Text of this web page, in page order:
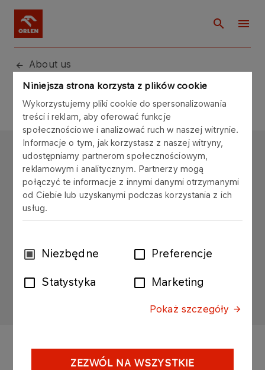
Niniejsza strona korzysta z plików cookie
Wykorzystujemy pliki cookie do spersonalizowania
treści i reklam, aby oferować funkcje
społecznościowe i analizować ruch w naszej witrynie.
Informacje o tym, jak korzystasz z naszej witryny,
udostępniamy partnerom społecznościowym,
reklamowym i analitycznym. Partnerzy mogą
połączyć te informacje z innymi danymi otrzymanymi
od Ciebie lub uzyskanymi podczas korzystania z ich
usług.
WybórNiezbędne Preferencje
Statystyka Marketing
Pokaż szczegóły
ZEZWÓL NA WSZYSTKIE
About us
ORLEN
Copyright © 1996-2025
All rights reserved